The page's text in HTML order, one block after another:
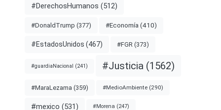
#DerechosHumanos (512)
#DonaldTrump (377) #Economía (410)
#EstadosUnidos (467) #FGR (373)
#guardiaNacional (241) #Justicia (1562)
#MaraLezama (359) #MedioAmbiente (290)
#mexico (531) #Morena (247)